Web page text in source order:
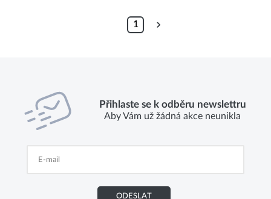
1
Přihlaste se k odběru newslettru
Aby Vám už žádná akce neunikla
ODESLAT